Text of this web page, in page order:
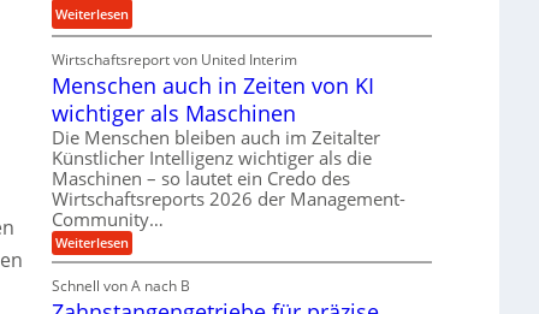
d
H
y
d
r
a
u
l
i
k
i
m
V
u
n
a
n
g
l
e
b
i
g
e
Weiterlesen:
K
r
o
e
s
s
t
e
i
g
e
r
Wirtschaftsreport von United Interim
Menschen auch in Zeiten von KI
wichtiger als Maschinen
Die Menschen bleiben auch im Zeitalter
Künstlicher Intelligenz wichtiger als die
Maschinen – so lautet ein Credo des
Wirtschaftsreports 2026 der Management-
Community…
Weiterlesen:
M
n
s
Schnell von A nach B